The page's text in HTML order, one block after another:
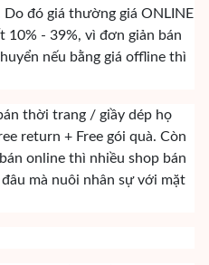
đó giá thường giá ONLINE
10% - 39%, vì đơn giản bán
nếu bằng giá offline thì
thời trang / giầy dép họ
return + Free gói quà. Còn
online thì nhiều shop bán
mà nuôi nhân sự với mặt